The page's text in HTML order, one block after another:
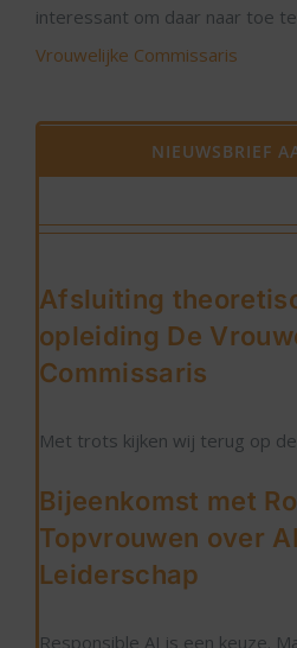
interessant om daar naar toe
Vrouwelijke Commissaris
NIEUWSBRIEF
Afsluiting
opleiding De
Commissaris
Met trots kijken wij terug op
Bijeenkomst met
Topvrouwen over
Leiderschap
Responsible AI is een keuze.